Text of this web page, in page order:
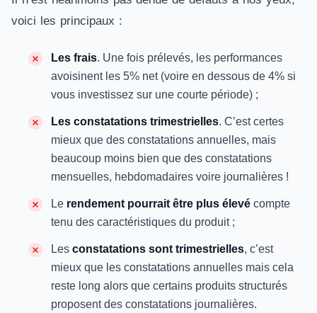
voici les principaux :
Les frais. Une fois prélevés, les performances
avoisinent les 5% net (voire en dessous de 4% si
vous investissez sur une courte période) ;
Les constatations trimestrielles. C’est certes
mieux que des constatations annuelles, mais
beaucoup moins bien que des constatations
mensuelles, hebdomadaires voire journalières !
Le rendement pourrait être plus élevé compte
tenu des caractéristiques du produit ;
Les constatations sont trimestrielles, c’est
mieux que les constatations annuelles mais cela
reste long alors que certains produits structurés
proposent des constatations journalières.